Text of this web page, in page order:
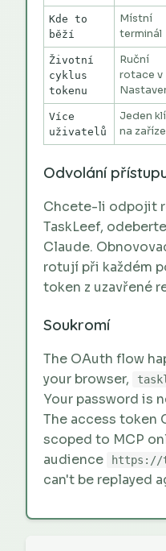
Kde to
běží
Místní
terminál
Životní
cyklus
tokenu
Ruční
rotace v
Více
uživatelů
Jeden
na
Odvolání
Chcete-li odpojit
TaskLeef,
Claude.
rotují při každém
token z uzavřené
Soukromí
The OAuth flow
your browser,
Your password is
The access token
scoped to MCP
audience
https://
can't be replayed